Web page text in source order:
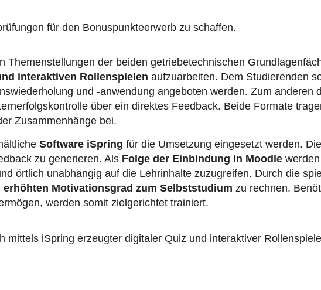
für den Bonuspunkteerwerb zu schaffen.
Themenstellungen der beiden getriebetechnischen
interaktiven Rollenspielen aufzuarbeiten. Dem Studierenden
und -anwendung angeboten werden. Zum anderen
über ein direktes Feedback. Beide Formate
Zusammenhänge bei.
Software iSpring für die Umsetzung eingesetzt werden.
zu generieren. Als Folge der Einbindung in Moodlewerden
örtlich unabhängig auf die Lehrinhalte zuzugreifen. Durch die
erhöhten Motivationsgrad zum Selbststudium zu rechnen.
werden somit zielgerichtet trainiert.
mittels iSpring erzeugter digitaler Quiz und interaktiver Rollenspiele